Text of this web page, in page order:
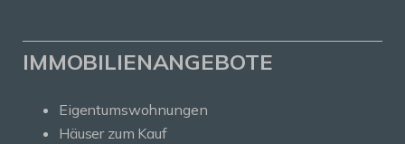
IMMOBILIENANGEBOTE
Eigentumswohnungen
Häuser zum Kauf